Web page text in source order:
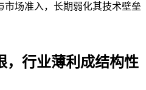
场准入，长期弱化其技术壁垒
，行业薄利成结构性